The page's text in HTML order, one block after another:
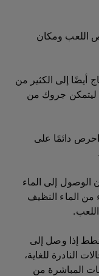
اللعب ومكان
أيضًا إلى الكثير من
ليتمكن جروك من
احرص دائمًا على
الوصول إلى الماء
من الماء النظيف
إذا وصل إلى
النادرة للغاية،
المباشرة من